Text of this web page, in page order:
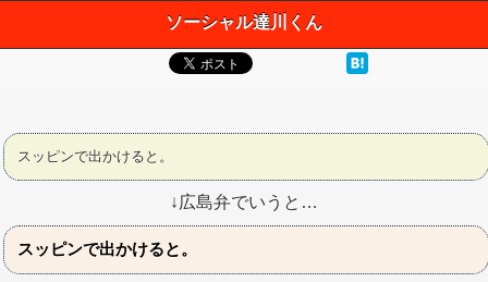
ソーシャル達川くん
スッピンで出かけると。
↓広島弁でいうと…
スッピンで出かけると。